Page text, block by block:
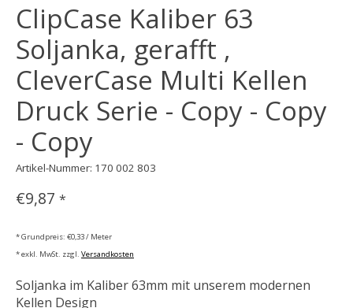
ClipCase Kaliber 63
Soljanka, gerafft ,
CleverCase Multi Kellen
Druck Serie - Copy - Copy
- Copy
Artikel-Nummer: 170 002 803
€9,87 *
* Grundpreis: €0,33 / Meter
* exkl. MwSt. zzgl. Versandkosten
Soljanka im Kaliber 63mm mit unserem modernen
Kellen Design